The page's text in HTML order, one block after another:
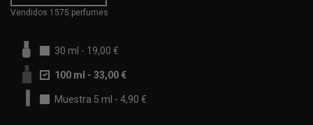
Vendidos 1575 perfumes
30 ml - 19,00 €
100 ml - 33,00 €
Muestra 5 ml - 4,90 €